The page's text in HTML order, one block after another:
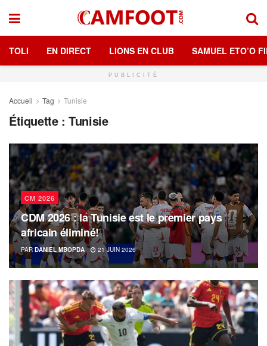
TOLI EN DIRECT LIONS EN CLUB SAMUEL ETO’O
PUBLICITÉ
Accueil Tag Tunisie
Étiquette :Tunisie
CM 2026
CDM 2026 : la Tunisie est le premier pays
africain éliminé!
PAR DANIEL MBOPDA 21 JUIN 2026